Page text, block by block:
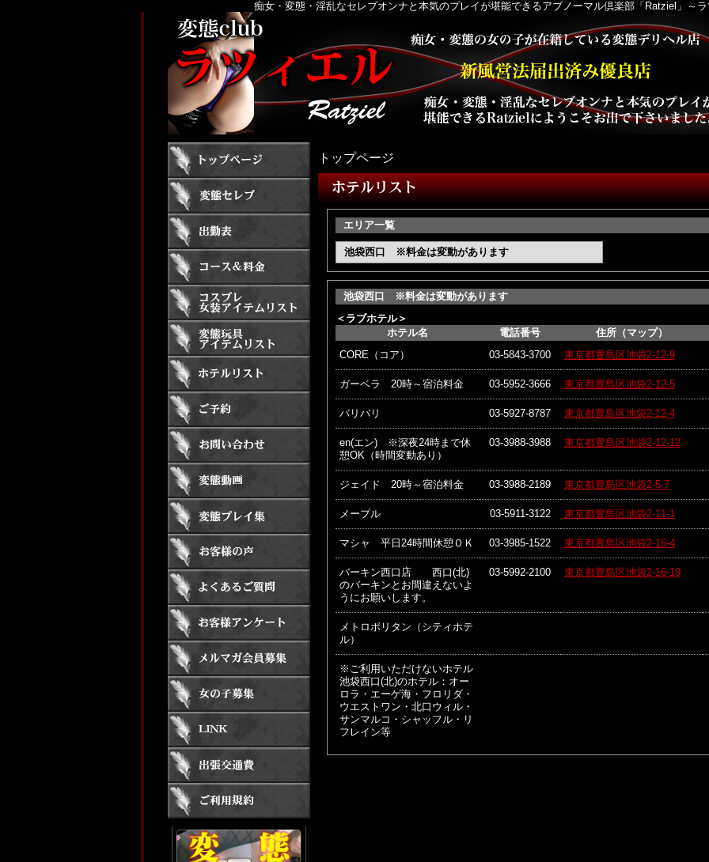
痴女・変態・淫乱なセレブオンナと本気のプレイが堪能できるアブノーマル倶楽部「Ratziel」～
トップページ
エリア一覧
池袋西口 ※料金は変動があります
池袋西口 ※料金は変動があります
ラブホテル
ホテル名
電話番号 住所（マップ）
CORE（コア）
03-5843-3700 東京都豊島区池袋2-12-9
ガーベラ 20時～宿泊料金 03-5952-3666 東京都豊島区池袋2-12-5
バリバリ 03-5927-8787 東京都豊島区池袋2-12-4
en(エン) ※深夜24時まで休
憩OK（時間変動あり）
03-3988-3988 東京都豊島区池袋2-12-12
ジェイド 20時～宿泊料金 03-3988-2189 東京都豊島区池袋2-5-7
メープル 03-5911-3122 東京都豊島区池袋2-11-1
マシャ 平日24時間休憩ＯＫ 03-3985-1522 東京都豊島区池袋2-16-4
バーキン西口店 西口(北)
のバーキンとお間違えないよ
うにお願いします。
03-5992-2100 東京都豊島区池袋2-16-19
メトロポリタン（シティホテ
ル）
※ご利用いただけないホテル
池袋西口(北)のホテル：オー
ロラ・エーゲ海・フロリダ・
ウエストワン・北口ウィル・
サンマルコ・シャッフル・リ
フレイン等